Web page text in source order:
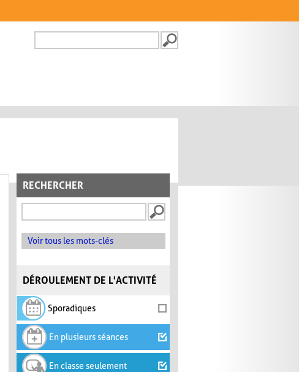
FORMULAIRE DE
RECHERCHER
Voir tous les mots-clés
DÉROULEMENT DE L'ACTIVITÉ
Sporadiques
En plusieurs séances
En classe seulement